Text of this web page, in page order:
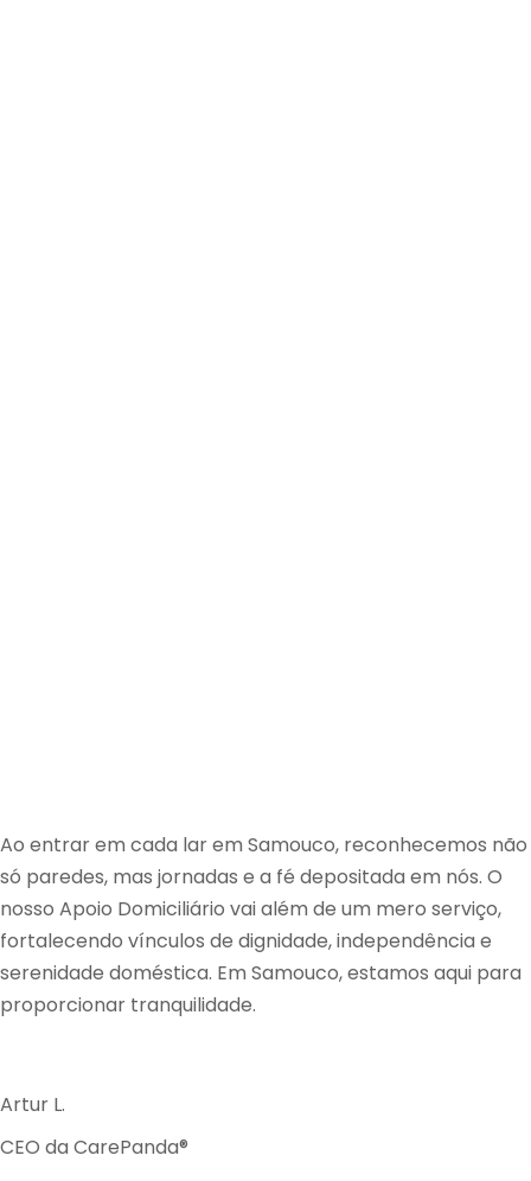
Ao entrar em cada lar em Samouco, reconhecemos não
só paredes, mas jornadas e a fé depositada em nós. O
nosso Apoio Domiciliário vai além de um mero serviço,
fortalecendo vínculos de dignidade, independência e
serenidade doméstica. Em Samouco, estamos aqui para
proporcionar tranquilidade.
Artur L.
CEO da CarePanda®